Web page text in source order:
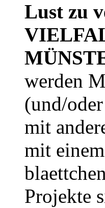
Lust zu
werden
(und/
mit
mit
Projekte